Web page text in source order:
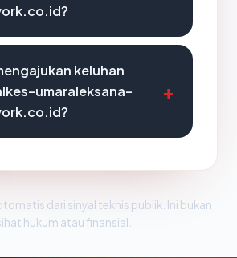
keluhan
umaraleksana-
dari sinyal teknis publik. Ini bukan
hukum atau finansial.